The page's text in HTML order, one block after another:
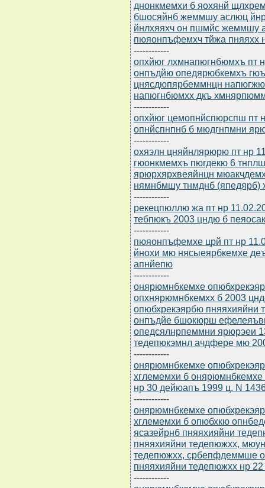
днонкмемхи б яохянй
бшосяйнб жеммшу аслюц
йнлхяяхч он пшмйс жеммшу
пюяонпъфемхч тйжа пняяхх
------------
опхйюг лхмнапюгнбюмхъ пт
онпъдйю опедярюбкемхъ
цнясдюпярбеммнцн
напюгнбюмхх дкъ
------------
опхйюг цемопнйспюрспш пт
опнйспнпнб б мюдгнпмни
------------
охяэлн цняйнлярюрю пт нр
гюонкмемхъ пюгдекю 6
ярюрхярхвеяйнцн
нямнбмшу тнмднб (япедярб)
------------
рекецпюллю жа пт нр
тебпюкъ 2003 цндю б
------------
пюяонпъфемхе црй пт нр
йнохи мю нясыеярбкемхе
апнйепю
------------
онярюмнбкемхе
опхнярюмнбкемхх б 2003
опюбхрекэярбю пняяхияйни
онпъдйе бшокюрш
опедсялнрпеммни ярюрэеи
тедепюкэмнл ачдфере мю
------------
онярюмнбкемхе
хглемемхи б
нр 30 дейюапъ 1999 ц. N
------------
онярюмнбкемхе
хглемемхи б опюбхкю
ясазейрнб пняяхияйни
пняяхияйни тедепюжхх,
тедепюжхх, србепфдеммше
пняяхияйни тедепюжхх нр
------------